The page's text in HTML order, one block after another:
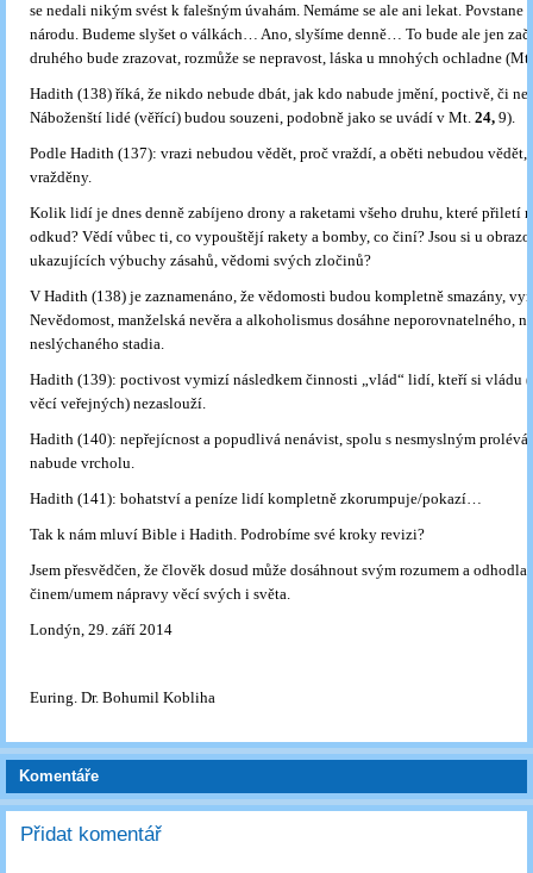
se nedali nikým svést k falešným úvahám. Nemáme se ale ani lekat. Povstane
národu. Budeme slyšet o válkách… Ano, slyšíme denně… To bude ale jen
druhého bude zrazovat, rozmůže se nepravost, láska u mnohých ochladne
Hadith (138) říká, že nikdo nebude dbát, jak kdo nabude jmění, poctivě, či
Náboženští lidé (věřící) budou souzeni, podobně jako se uvádí v Mt. 24, 9).
Podle Hadith (137): vrazi nebudou vědět, proč vraždí, a oběti nebudou vědět,
vražděny.
Kolik lidí je dnes denně zabíjeno drony a raketami všeho druhu, které přiletí
odkud? Vědí vůbec ti, co vypouštějí rakety a bomby, co činí? Jsou si u
ukazujících výbuchy zásahů, vědomi svých zločinů?
V Hadith (138) je zaznamenáno, že vědomosti budou kompletně smazány,
Nevědomost, manželská nevěra a alkoholismus dosáhne neporovnatelného,
neslýchaného stadia.
Hadith (139): poctivost vymizí následkem činnosti „vlád“ lidí, kteří si vládu
věcí veřejných) nezaslouží.
Hadith (140): nepřejícnost a popudlivá nenávist, spolu s nesmyslným
nabude vrcholu.
Hadith (141): bohatství a peníze lidí kompletně zkorumpuje/pokazí…
Tak k nám mluví Bible i Hadith. Podrobíme své kroky revizi?
Jsem přesvědčen, že člověk dosud může dosáhnout svým rozumem a
činem/umem nápravy věcí svých i světa.
Londýn, 29. září 2014
Euring. Dr. Bohumil Kobliha
Komentáře
Přidat komentář